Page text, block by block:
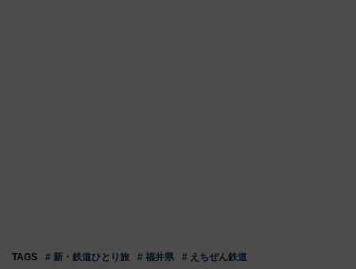
TAGS # 新・鉄道ひとり旅 # 福井県 # えちぜん鉄道